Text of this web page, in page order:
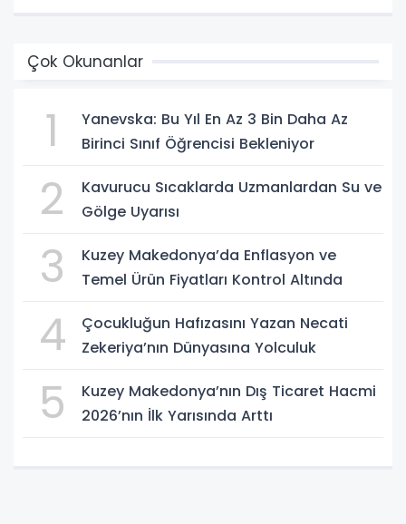
Çok Okunanlar
1
Yanevska: Bu Yıl En Az 3 Bin Daha Az
Birinci Sınıf Öğrencisi Bekleniyor
2
Kavurucu Sıcaklarda Uzmanlardan Su ve
Gölge Uyarısı
3
Kuzey Makedonya’da Enflasyon ve
Temel Ürün Fiyatları Kontrol Altında
4
Çocukluğun Hafızasını Yazan Necati
Zekeriya’nın Dünyasına Yolculuk
5
Kuzey Makedonya’nın Dış Ticaret Hacmi
2026’nın İlk Yarısında Arttı